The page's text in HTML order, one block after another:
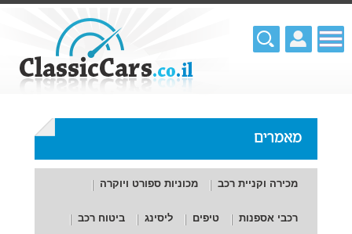
מאמרים
מכירה וקניית רכב מכוניות ספורט ויוקרה
רכבי אספנות טיפים ליסינג ביטוח רכב